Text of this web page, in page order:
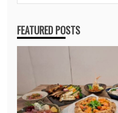
สำหรับ:
FEATURED POSTS